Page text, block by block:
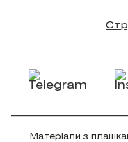
Матеріали з